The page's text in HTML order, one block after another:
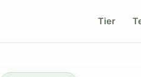
Tier